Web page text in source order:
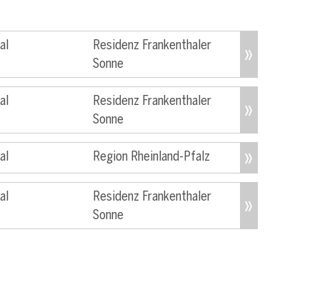
Residenz Frankenthaler
Sonne
Residenz Frankenthaler
Sonne
Region Rheinland-Pfalz
Residenz Frankenthaler
Sonne